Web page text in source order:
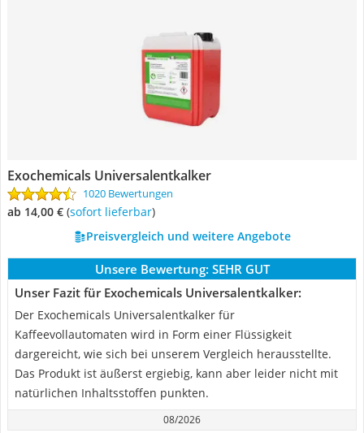
Exochemicals Universalentkalker
1020 Bewertungen
ab 14,00 € ( Sofort lieferbar)
Preisvergleich und weitere Angebote
Unsere Bewertung: SEHR GUT
Unser Fazit für Exochemicals Universalentkalker:
Der Exochemicals Universalentkalker für
Kaffeevollautomaten wird in Form einer Flüssigkeit
dargereicht, wie sich bei unserem Vergleich herausstellte.
Das Produkt ist äußerst ergiebig, kann aber leider nicht mit
natürlichen Inhaltsstoffen punkten.
08/2026